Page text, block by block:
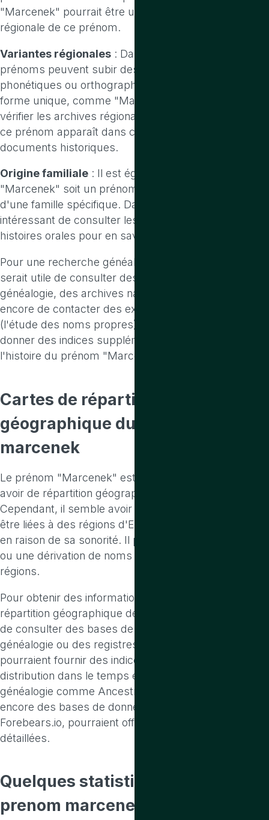
"Marcenek" pourrait être une forme affectueuse ou
régionale de ce prénom.
Variantes régionales : Dans certaines régions, les
prénoms peuvent subir des modifications
phonétiques ou orthographiques qui leur donnent une
forme unique, comme "Marcenek". Il serait utile de
vérifier les archives régionales ou locales pour voir si
ce prénom apparaît dans certains recensements ou
documents historiques.
Origine familiale : Il est également possible que
"Marcenek" soit un prénom unique ou rare au sein
d'une famille spécifique. Dans ce cas, il pourrait être
intéressant de consulter les registres familiaux ou les
histoires orales pour en savoir plus sur son origine.
Pour une recherche généalogique plus approfondie, il
serait utile de consulter des bases de données de
généalogie, des archives nationales ou locales, ou
encore de contacter des experts en onomastique
(l'étude des noms propres). Cela pourrait vous
donner des indices supplémentaires sur l'origine et
l'histoire du prénom "Marcenek".
Cartes de répartition
géographique du prenom
marcenek
Le prénom "Marcenek" est assez rare et peut ne pas
avoir de répartition géographique bien documentée.
Cependant, il semble avoir des origines qui pourraient
être liées à des régions d'Europe centrale ou de l'Est,
en raison de sa sonorité. Il pourrait être une variation
ou une dérivation de noms plus courants dans ces
régions.
Pour obtenir des informations précises sur la
répartition géographique de ce prénom, il serait utile
de consulter des bases de données spécialisées en
généalogie ou des registres de naissance, qui
pourraient fournir des indices sur sa popularité et sa
distribution dans le temps et l'espace. Les sites de
généalogie comme Ancestry.com ou MyHeritage, ou
encore des bases de données de prénoms comme
Forebears.io, pourraient offrir des informations plus
détaillées.
Quelques statistiques
prenom marcenek